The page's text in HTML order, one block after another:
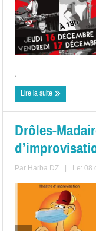
Lire la suite
Drôles-
Par Harba DZ Le: 08